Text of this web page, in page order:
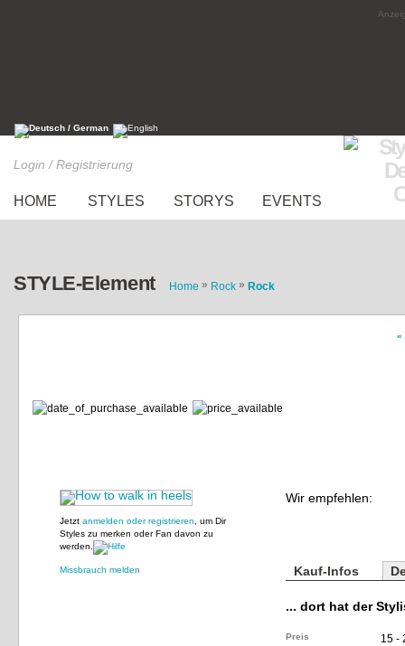
Login / Registrierung
HOME STYLES STORYS EVENTS
STYLE-Element Home » Rock » Rock
«
Jetzt anmelden oder registrieren , um Dir
Styles zu merken oder Fan davon zu
werden.
Missbrauch melden
Wir empfehlen:
Kauf-Infos
... dort hat der
Preis
15 -